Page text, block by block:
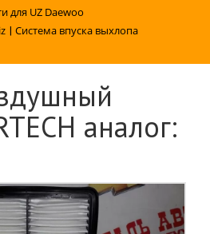
для UZ Daewoo
| Система впуска выхлопа
аналог: